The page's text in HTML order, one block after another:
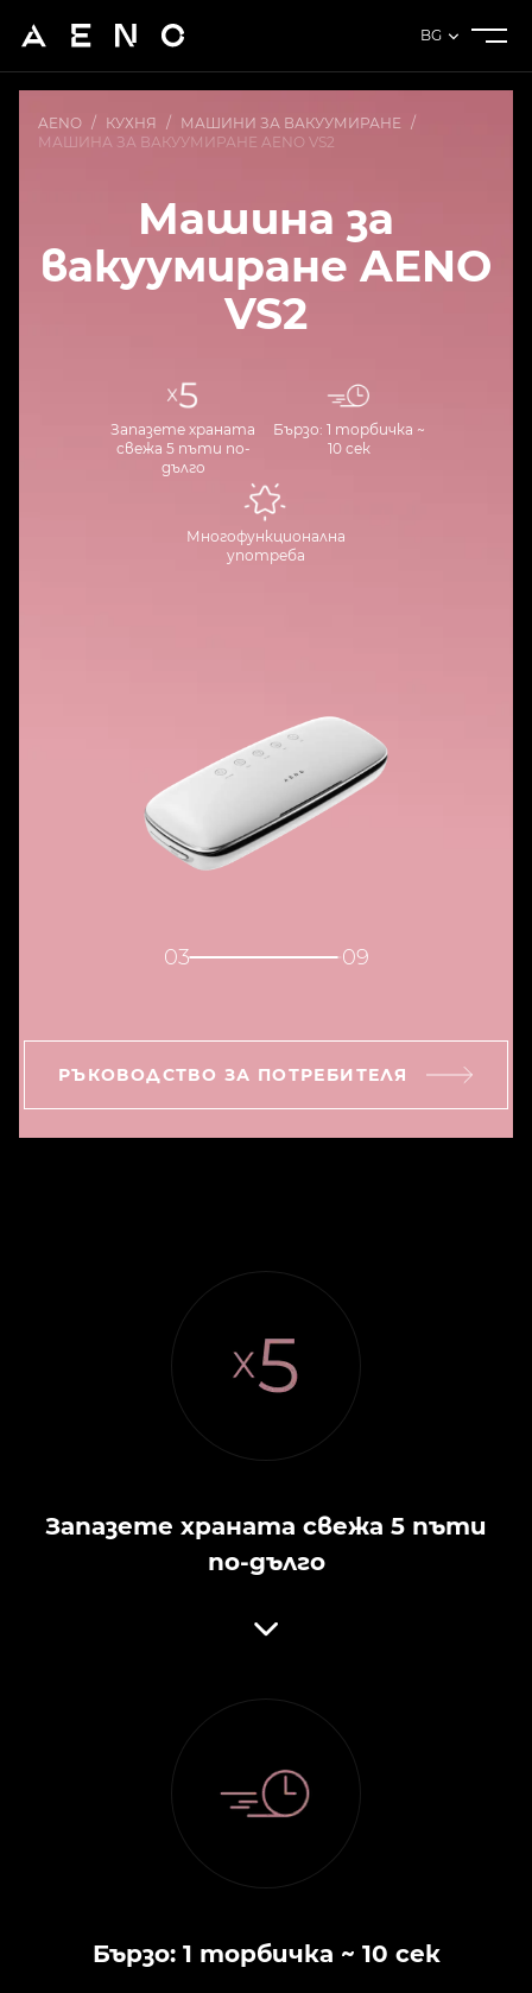
BG
AENO / КУХНЯ / МАШИНИ ЗА ВАКУУМИРАНЕ /
МАШИНА ЗА ВАКУУМИРАНЕ AENO VS2
Машина за
вакуумиране AENO
VS2
Запазете храната
свежа 5 пъти по-
дълго
Бързо: 1 торбичка ~
10 сек
Многофункционална
употреба
04 09
РЪКОВОДСТВО ЗА ПОТРЕБИТЕЛЯ
Запазете храната свежа 5 пъти
по-дълго
Бързо: 1 торбичка ~ 10 сек